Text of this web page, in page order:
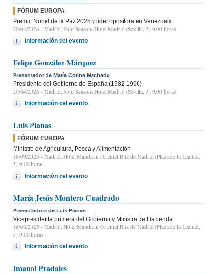
FÓRUM EUROPA
Premio Nobel de la Paz 2025 y líder opositora en Venezuela
20/04/2026 - Madrid, Four Seasons Hotel Madrid (Sevilla, 3) 9.00 horas
Información del evento
Felipe González Márquez
Presentador de María Corina Machado
Presidente del Gobierno de España (1982-1996)
20/04/2026 - Madrid, Four Seasons Hotel Madrid (Sevilla, 3) 9.00 horas
Información del evento
Luis Planas
FÓRUM EUROPA
Ministro de Agricultura, Pesca y Alimentación
18/09/2025 - Madrid, Hotel Mandarin Oriental Ritz de Madrid (Plaza de la Lealtad,
5) 9:00 horas
Información del evento
María Jesús Montero Cuadrado
Presentadora de Luis Planas
Vicepresidenta primera del Gobierno y Ministra de Hacienda
18/09/2025 - Madrid, Hotel Mandarin Oriental Ritz de Madrid (Plaza de la Lealtad,
5) 9:00 horas
Información del evento
Imanol Pradales